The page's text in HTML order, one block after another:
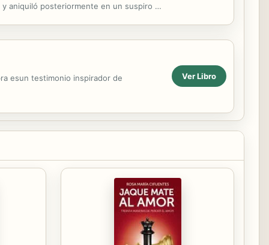
aniquiló posteriormente en un suspiro la
esun testimonio inspirador de Ver Libro